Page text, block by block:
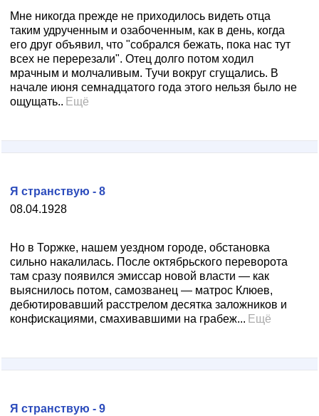
Мне никогда прежде не приходилось видеть отца
таким удрученным и озабоченным, как в день, когда
его друг объявил, что "собрался бежать, пока нас тут
всех не перерезали". Отец долго потом ходил
мрачным и молчаливым. Тучи вокруг сгущались. В
начале июня семнадцатого года этого нельзя было не
ощущать.. Ещё
08.04.1928
Я странствую - 8
Но в Торжке, нашем уездном городе, обстановка
сильно накалилась. После октябрьского переворота
там сразу появился эмиссар новой власти — как
выяснилось потом, самозванец — матрос Клюев,
дебютировавший расстрелом десятка заложников и
конфискациями, смахивавшими на грабеж... Ещё
Я странствую - 9